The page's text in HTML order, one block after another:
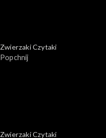
Zwierzaki Czytaki
Popchnij
Zwierzaki Czytaki